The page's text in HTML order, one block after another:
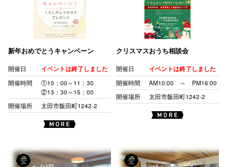
新年おめでとうキャンペーン
開催日 イベントは終了しました
開催時間
①10：00～11：30
②13：30～15：00
開催場所
太田市飯田町1242-2
クリスマスおうち相談会
開催日 イベントは終了しました
開催時間
AM10:00 ～ PM16:00
開催場所
太田市飯田町1242-2